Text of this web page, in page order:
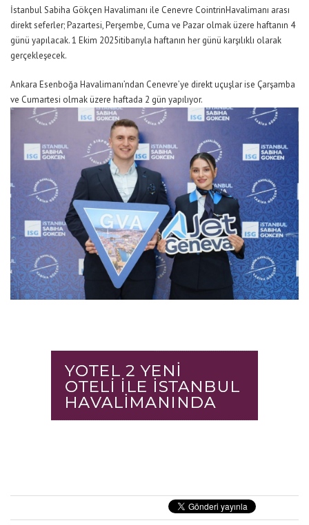
İstanbul Sabiha Gökçen Havalimanı ile Cenevre CointrinHavalimanı arası
direktseferler;Pazartesi, Perşembe, Cuma ve Pazar olmak üzere haftanın 4
günü yapılacak. 1 Ekim 2025itibarıyla haftanın her günü karşılıklı olarak
gerçekleşecek.
Ankara Esenboğa Havalimanı’ndan Cenevre’ye direkt uçuşlar ise Çarşamba
ve Cumartesi olmak üzere haftada 2 gün yapılıyor.